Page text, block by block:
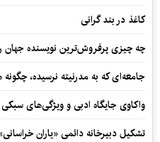
کاغذ در بند گرانی
چه چیزی پرفروش‌ترین نویسنده جهان
جامعه‌ای که به مدرنیته نرسیده،
واکاوی جایگاه ادبی و ویژگی‌های
تشکیل دبیرخانه دائمی «یاران